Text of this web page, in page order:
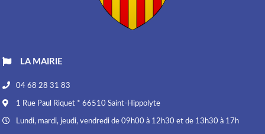
LA MAIRIE
04 68 28 31 83
1 Rue Paul Riquet * 66510 Saint-Hippolyte
Lundi, mardi, jeudi, vendredi de 09h00 à 12h30 et de 13h30 à 17h